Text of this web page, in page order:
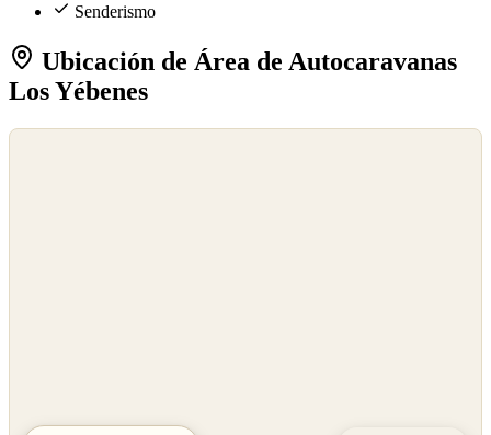
Senderismo
Ubicación de Área de Autocaravanas
Los Yébenes